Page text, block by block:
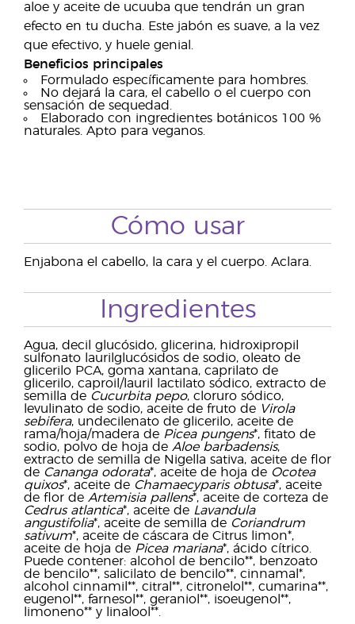
aloe y aceite de ucuuba que tendrán un gran
efecto en tu ducha. Este jabón es suave, a la vez
que efectivo, y huele genial.
Beneficios principales
Formulado específicamente para hombres.
No dejará la cara, el cabello o el cuerpo con
sensación de sequedad.
Elaborado con ingredientes botánicos 100 %
naturales. Apto para veganos.
Cómo usar
Enjabona el cabello, la cara y el cuerpo. Aclara.
Ingredientes
Agua, decil glucósido, glicerina, hidroxipropil
sulfonato laurilglucósidos de sodio, oleato de
glicerilo PCA, goma xantana, caprilato de
glicerilo, caproil/lauril lactilato sódico, extracto de
semilla de Cucurbita pepo, cloruro sódico,
levulinato de sodio, aceite de fruto de Virola
sebifera, undecilenato de glicerilo, aceite de
rama/hoja/madera de Picea pungens*, fitato de
sodio, polvo de hoja de Aloe barbadensis,
extracto de semilla de Nigella sativa, aceite de flor
de Cananga odorata*, aceite de hoja de Ocotea
quixos*, aceite de Chamaecyparis obtusa*, aceite
de flor de Artemisia pallens*, aceite de corteza de
Cedrus atlantica*, aceite de Lavandula
angustifolia*, aceite de semilla de Coriandrum
sativum*, aceite de cáscara de Citrus limon*,
aceite de hoja de Picea mariana*, ácido cítrico.
Puede contener: alcohol de bencilo**, benzoato
de bencilo**, salicilato de bencilo**, cinnamal*,
alcohol cinnamil**, citral**, citronelol**, cumarina**,
eugenol**, farnesol**, geraniol**, isoeugenol**,
limoneno** y linalool**.